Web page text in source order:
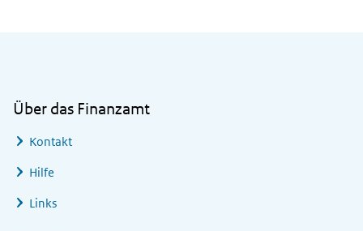
Über das Finanzamt
Kontakt
Hilfe
Links